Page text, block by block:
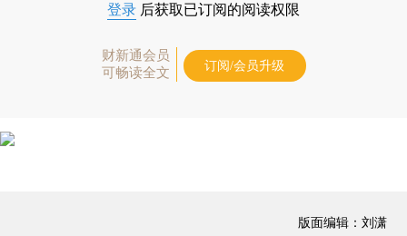
登录 后获取已订阅的阅读权限
财新通会员
可畅读全文
订阅/会员升级
版面编辑：刘潇